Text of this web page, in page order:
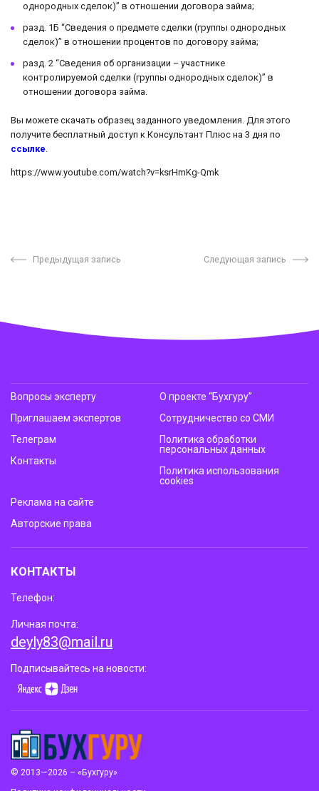
однородных сделок)” в отношении договора займа;
разд. 1Б “Сведения о предмете сделки (группы однородных
сделок)” в отношении процентов по договору займа;
разд. 2 “Сведения об организации – участнике
контролируемой сделки (группы однородных сделок)” в
отношении договора займа.
Вы можете скачать образец заданного уведомления. Для этого
получите бесплатный доступ к Консультант Плюс на 3 дня по
ссылке.
https://www.youtube.com/watch?v=ksrHmKg-Qmk
Предыдущая запись Следующая запись
© 2013—2026 – «Бухгуру»
Вопросы эксперту
Приглашаем экспертов
Телеграм
Контакты
О проекте “Бухгуру”
Сотрудничество со СМИ
Политика обработки
персональных данных
Политика использования
cookies
Реклама на сайте
Авторские права
КОНТАКТЫ
Телефон:
Личная почта:
deyly83@mail.ru
Подписывайтесь на новости: